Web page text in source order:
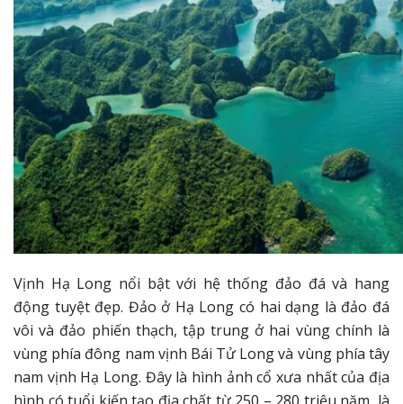
Vịnh Hạ Long nổi bật với hệ thống đảo đá và hang
động tuyệt đẹp. Đảo ở Hạ Long có hai dạng là đảo đá
vôi và đảo phiến thạch, tập trung ở hai vùng chính là
vùng phía đông nam vịnh Bái Tử Long và vùng phía tây
nam vịnh Hạ Long. Đây là hình ảnh cổ xưa nhất của địa
hình có tuổi kiến tạo địa chất từ 250 – 280 triệu năm, là